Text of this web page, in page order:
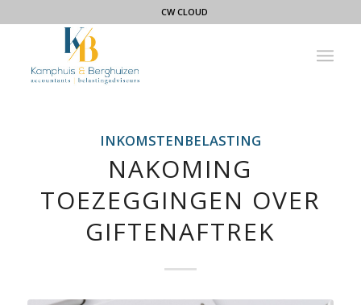
CW CLOUD
INKOMSTENBELASTING
NAKOMING
TOEZEGGINGEN OVER
GIFTENAFTREK